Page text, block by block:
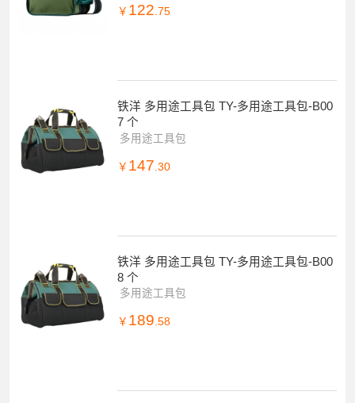
￥ 122 .75
铁洋 多用途工具包 TY-多用途工具包-B00
7 个
多用途工具包
￥ 147 .30
铁洋 多用途工具包 TY-多用途工具包-B00
8 个
多用途工具包
￥ 189.58